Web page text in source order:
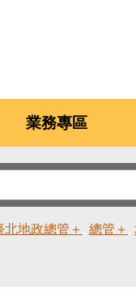
業務專區
北地政總管＋ 總管＋